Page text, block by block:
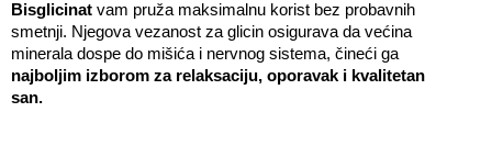
Bisglicinat vam pruža maksimalnu korist bez probavnih
smetnji. Njegova vezanost za glicin osigurava da većina
najboljim izborom za relaksaciju, oporavak i kvalitetan
san.